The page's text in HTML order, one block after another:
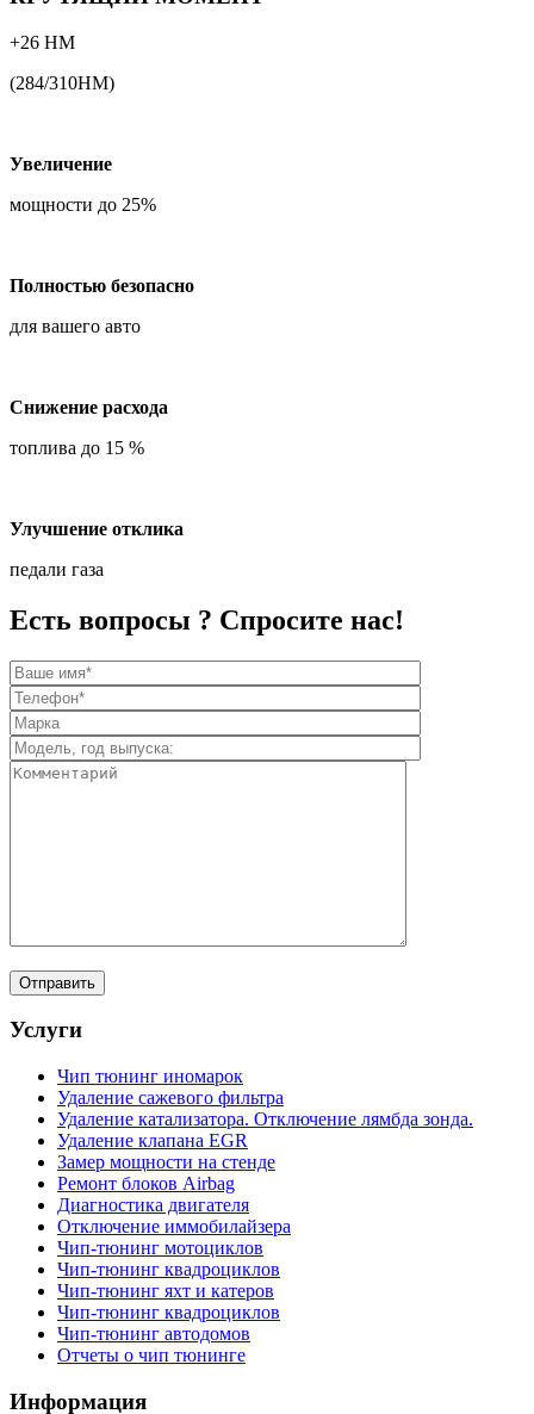
+26 НМ
(284/310НМ)
Увеличение
мощности до 25%
Полностью безопасно
для вашего авто
Снижение расхода
топлива до 15 %
Улучшение отклика
педали газа
Есть вопросы ? Спросите нас!
Услуги
Чип тюнинг иномарок
Удаление сажевого фильтра
Удаление катализатора. Отключение лямбда зонда.
Удаление клапана EGR
Замер мощности на стенде
Ремонт блоков Airbag
Диагностика двигателя
Отключение иммобилайзера
Чип-тюнинг мотоциклов
Чип-тюнинг квадроциклов
Чип-тюнинг яхт и катеров
Чип-тюнинг квадроциклов
Чип-тюнинг автодомов
Отчеты о чип тюнинге
Информация